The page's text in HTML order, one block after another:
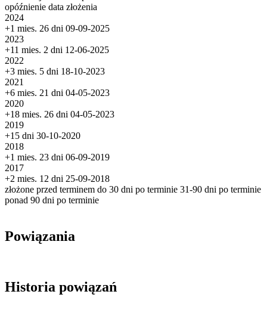
opóźnienie data złożenia
2024
+1 mies. 26 dni 09-09-2025
2023
+11 mies. 2 dni 12-06-2025
2022
+3 mies. 5 dni 18-10-2023
2021
+6 mies. 21 dni 04-05-2023
2020
+18 mies. 26 dni 04-05-2023
2019
+15 dni 30-10-2020
2018
+1 mies. 23 dni 06-09-2019
2017
+2 mies. 12 dni 25-09-2018
złożone przed terminem do 30 dni po terminie 31-90 dni po terminie
ponad 90 dni po terminie
Powiązania
Historia powiązań